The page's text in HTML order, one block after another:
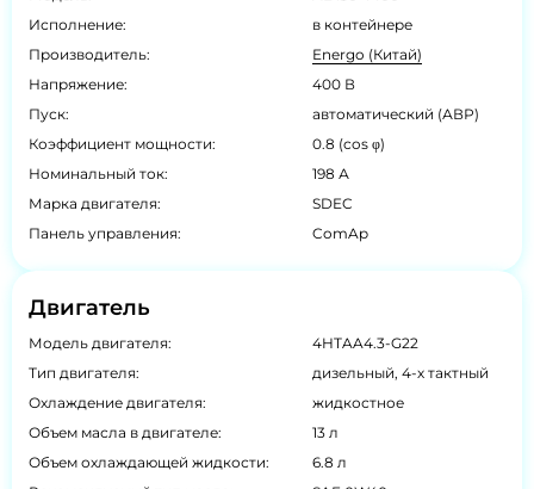
Исполнение:
в контейнере
Производитель:
Energo (Китай)
Напряжение:
400 В
Пуск:
автоматический (АВР)
Коэффициент мощности:
0.8 (cos φ)
Номинальный ток:
198 А
Марка двигателя:
SDEC
Панель управления:
ComAp
Двигатель
Модель двигателя:
4HTAA4.3-G22
Тип двигателя:
дизельный, 4-х тактный
Охлаждение двигателя:
жидкостное
Объем масла в двигателе:
13 л
Объем охлаждающей жидкости:
6.8 л